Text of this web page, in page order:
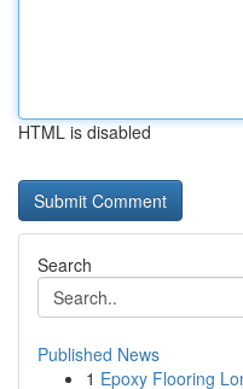
HTML is disabled
Search
Published News
1 Epoxy Flooring